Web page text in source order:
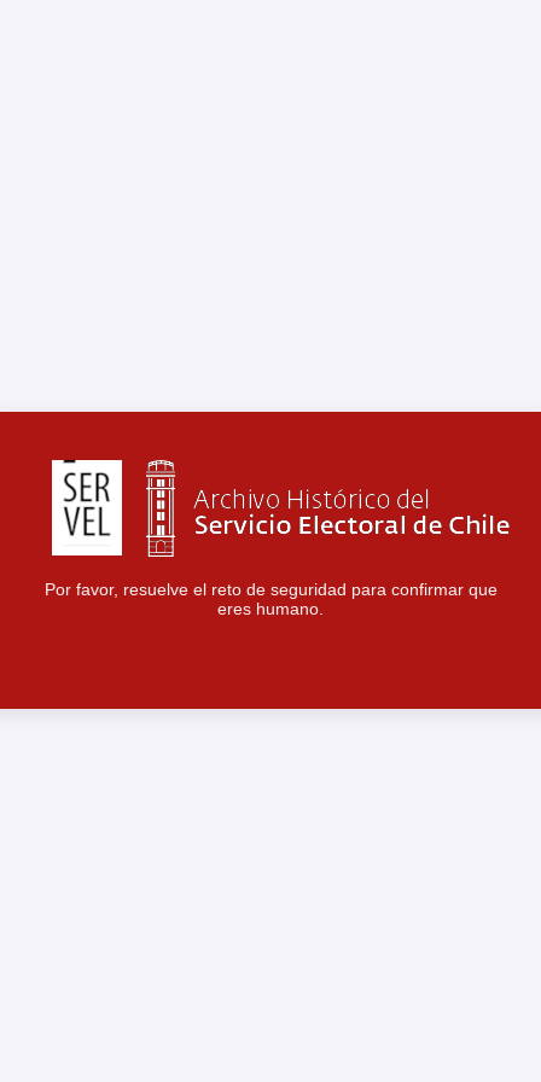
Por favor, resuelve el reto de seguridad para confirmar que
eres humano.